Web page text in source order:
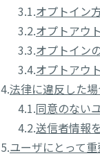
3.1.オプトイン
3.2.オプトアウ
3.3.オプトイン
3.4.オプトアウ
4.法律に違反した
4.1.同意のない
4.2.送信者情報
5.ユーザにとって